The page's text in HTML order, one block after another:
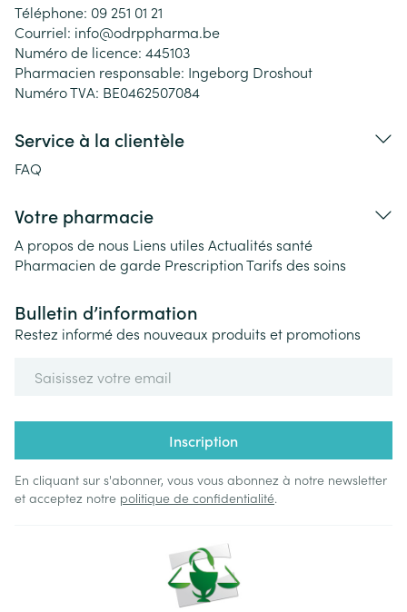
Téléphone: 09 251 01 21
Courriel: info@odrppharma.be
Numéro de licence: 445103
Pharmacien responsable: Ingeborg Droshout
Numéro TVA: BE0462507084
Service à la clientèle
FAQ
Votre pharmacie
A propos de nous Liens utiles Actualités santé
Pharmacien de garde PrescriptionTarifs des soins
Bulletin d’information
Restez informé des nouveaux produits et promotions
Inscription
En cliquant sur s'abonner, vous vous abonnez à notre newsletter
et acceptez notre politique de confidentialité.